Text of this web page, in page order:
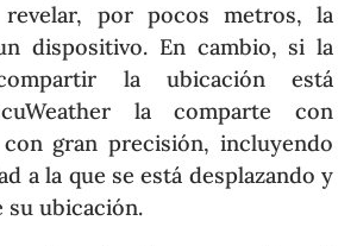
por pocos metros, la
dispositivo. En cambio, si la
la ubicación está
la comparte con
gran precisión, incluyendo
a la que se está desplazando y
su ubicación.